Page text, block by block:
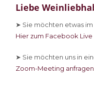
Liebe
➤ Sie möchten etwas im
Hier zum Facebook Live
➤ Sie möchten uns in
Zoom-Meeting anfragen